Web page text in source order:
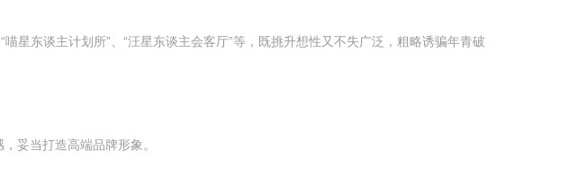
星东谈主计划所”、“汪星东谈主会客厅”等，既挑升想性又不失广泛，粗略诱骗年青破
妥当打造高端品牌形象。